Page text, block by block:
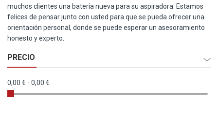
muchos clientes una batería nueva para su aspiradora. Estamos
felices de pensar junto con usted para que se pueda ofrecer una
orientación personal, donde se puede esperar un asesoramiento
honesto y experto.
PRECIO
0,00 € - 0,00 €